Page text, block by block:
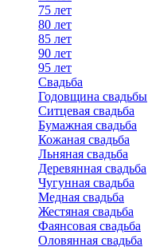
75 лет
80 лет
85 лет
90 лет
95 лет
Свадьба
Годовщина свадьбы
Ситцевая свадьба
Бумажная свадьба
Кожаная свадьба
Льняная свадьба
Деревянная свадьба
Чугунная свадьба
Медная свадьба
Жестяная свадьба
Фаянсовая свадьба
Оловянная свадьба